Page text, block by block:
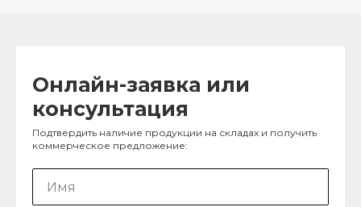
Онлайн-заявка или
консультация
Подтвердить наличие продукции на складах и получить
коммерческое предложение: